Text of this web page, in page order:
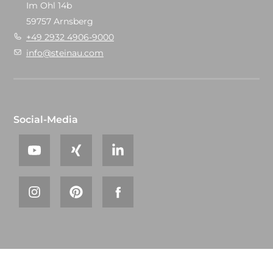
Im Ohl 14b
59757 Arnsberg
+49 2932 4906-9000
info@steinau.com
Social-Media